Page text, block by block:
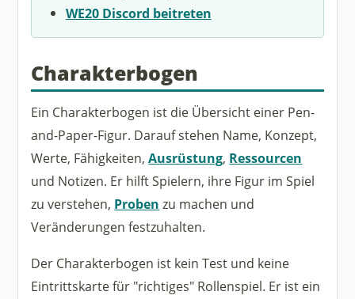
WE20 Discord beitreten
Charakterbogen
Ein Charakterbogen ist die Übersicht einer Pen-
and-Paper-Figur. Darauf stehen Name, Konzept,
Werte, Fähigkeiten,Ausrüstung, Ressourcen
und Notizen. Er hilft Spielern, ihre Figur im Spiel
zu verstehen, Proben zu machen und
Veränderungen festzuhalten.
Der Charakterbogen ist kein Test und keine
Eintrittskarte für "richtiges" Rollenspiel. Er ist ein